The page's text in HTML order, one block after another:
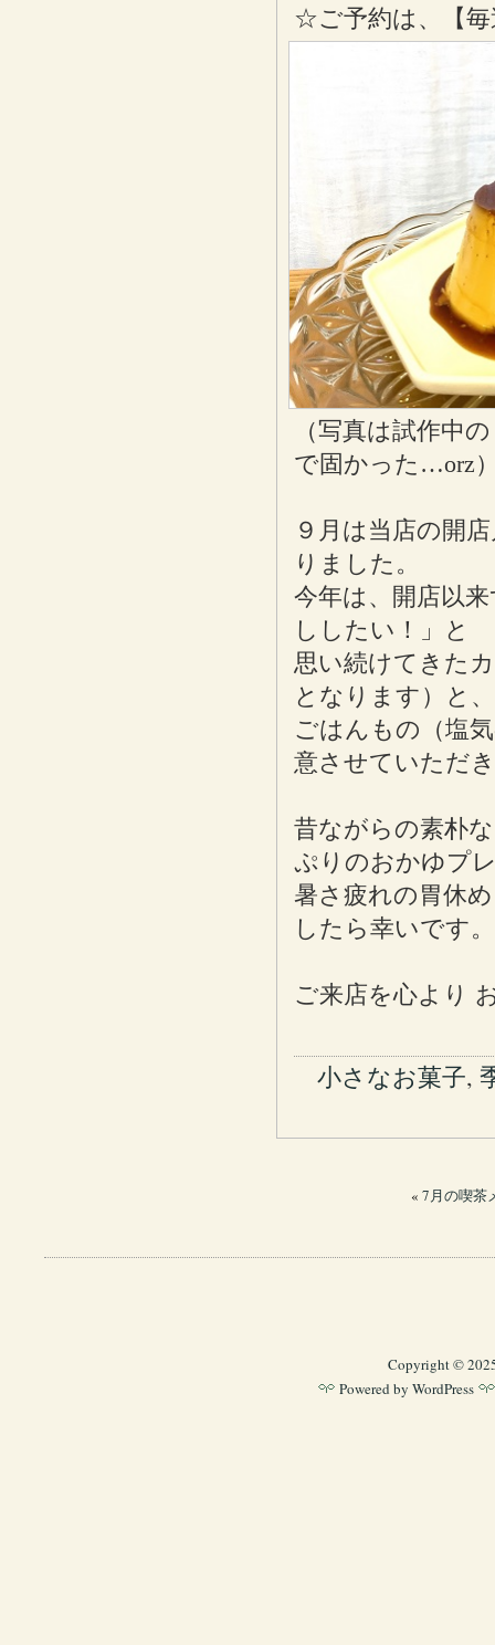
☆ご予約は、【毎
（写真は試作中
で固かった…orz
９月は当店の開
りました。
今年は、開店以
ししたい！」と
思い続けてきた
となります）と、
ごはんもの（塩
意させていただ
昔ながらの素朴
ぷりのおかゆプ
暑さ疲れの胃休
したら幸いです。
ご来店を心より
小さなお菓子,
« 7月の喫茶
Copyright ©
Powered by WordPress